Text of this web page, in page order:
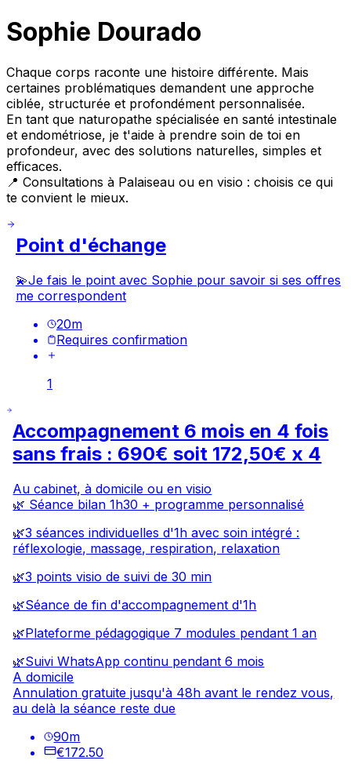
Sophie Dourado
Chaque corps raconte une histoire différente. Mais
certaines problématiques demandent une approche
ciblée, structurée et profondément personnalisée.
En tant que naturopathe spécialisée en santé intestinale
et endométriose, je t'aide à prendre soin de toi en
profondeur, avec des solutions naturelles, simples et
efficaces.
📍 Consultations à Palaiseau ou en visio : choisis ce qui
te convient le mieux.
Point d'échange
💫Je fais le point avec Sophie pour savoir si ses offres
me correspondent
20m
Requires confirmation
1
Accompagnement 6 mois en 4 fois
sans frais : 690€ soit 172,50€ x 4
Au cabinet, à domicile ou en visio
🌿 Séance bilan 1h30 + programme personnalisé
🌿3 séances individuelles d'1h avec soin intégré :
réflexologie, massage, respiration, relaxation
🌿3 points visio de suivi de 30 min
🌿Séance de fin d'accompagnement d'1h
🌿Plateforme pédagogique 7 modules pendant 1 an
🌿Suivi WhatsApp continu pendant 6 mois
A domicile
Annulation gratuite jusqu'à 48h avant le rendez vous,
au delà la séance reste due
90m
€172.50